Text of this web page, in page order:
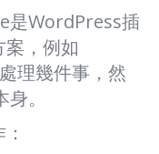
是WordPress插
，例如
理幾件事，然
。